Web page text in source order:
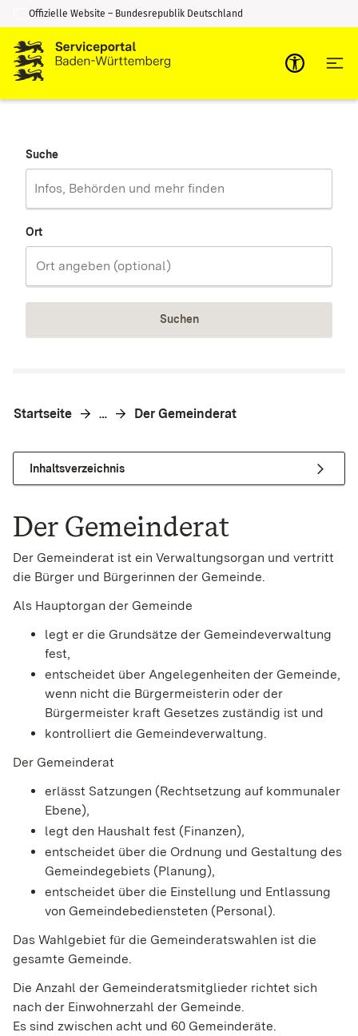
Zum Inhalt springen
Zur Suche springen
Offizielle Website – Bundesrepublik Deutschland
Suche
Ort
Suchen
Startseite … Der Gemeinderat
Inhaltsverzeichnis
Der Gemeinderat
Der Gemeinderat ist ein Verwaltungsorgan und vertritt
die Bürger und Bürgerinnen der Gemeinde.
Als Hauptorgan der Gemeinde
legt er die Grundsätze der Gemeindeverwaltung
fest,
entscheidet über Angelegenheiten der Gemeinde,
wenn nicht die Bürgermeisterin oder der
Bürgermeister kraft Gesetzes zuständig ist und
kontrolliert die Gemeindeverwaltung.
Der Gemeinderat
erlässt Satzungen (Rechtsetzung auf kommunaler
Ebene),
legt den Haushalt fest (Finanzen),
entscheidet über die Ordnung und Gestaltung des
Gemeindegebiets (Planung),
entscheidet über die Einstellung und Entlassung
von Gemeindebediensteten (Personal).
Das Wahlgebiet für die Gemeinderatswahlen ist die
gesamte Gemeinde.
Die Anzahl der Gemeinderatsmitglieder richtet sich
nach der Einwohnerzahl der Gemeinde.
Es sind zwischen acht und 60 Gemeinderäte.